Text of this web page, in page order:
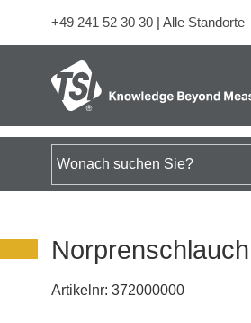
+49 241 52 30 30 | Alle Standorte
Suchen nach
Artikelnr: 372000000